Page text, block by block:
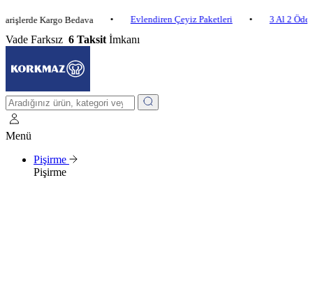
Kargo Bedava • Evlendiren Çeyiz Paketleri • 3 Al 2 Öde •
Vade Farksız 6 Taksit İmkanı
Menü
Pişirme
Pişirme